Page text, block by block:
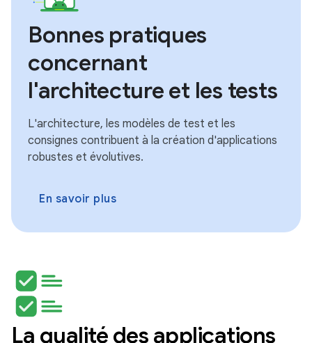
Bonnes pratiques
concernant
l'architecture et les tests
L'architecture, les modèles de test et les
consignes contribuent à la création d'applications
robustes et évolutives.
En savoir plus
La qualité des applications